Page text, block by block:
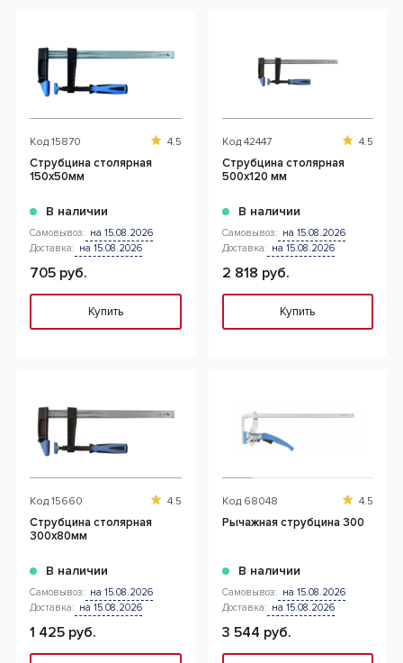
Код 15870 4.5
Струбцина столярная
150x50мм
В наличии
Самовывоз: на 15.08.2026
Доставка: на 15.08.2026
705 руб.
Купить
Код 42447 4.5
Струбцина столярная
500x120 мм
В наличии
Самовывоз: на 15.08.2026
Доставка: на 15.08.2026
2 818 руб.
Купить
Код 15660 4.5
Струбцина столярная
300x80мм
В наличии
Самовывоз: на 15.08.2026
Доставка: на 15.08.2026
1 425 руб.
Код 68048 4.5
Рычажная струбцина 300
В наличии
Самовывоз: на 15.08.2026
Доставка: на 15.08.2026
3 544 руб.